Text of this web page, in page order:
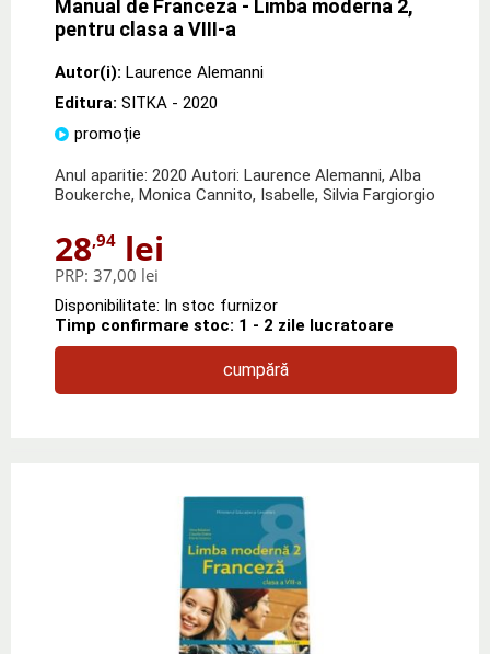
Manual de Franceza - Limba moderna 2,
pentru clasa a VIII-a
Autor(i): Laurence Alemanni
Editura: SITKA - 2020
promoție
Anul aparitie: 2020 Autori: Laurence Alemanni, Alba
Boukerche, Monica Cannito, Isabelle, Silvia Fargiorgio
28,94 lei
PRP: 37,00 lei
Disponibilitate: In stoc furnizor
Timp confirmare stoc: 1 - 2 zile lucratoare
cumpără